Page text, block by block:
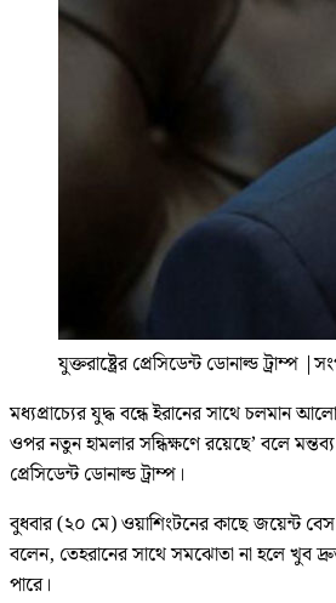
যুক্তরাষ্ট্রের প্রেসিডেন্ট ডোনাল্ড ট্রাম্প |
মধ্যপ্রাচ্যের যুদ্ধ বন্ধে ইরানের সাথে চলমান
ওপর নতুন হামলার সন্ধিক্ষণে রয়েছে’ বলে মন্তব্য
প্রেসিডেন্ট ডোনাল্ড ট্রাম্প।
বুধবার (২০ মে) ওয়াশিংটনের কাছে জয়েন্ট বেস
বলেন, তেহরানের সাথে সমঝোতা না হলে খুব
পারে।